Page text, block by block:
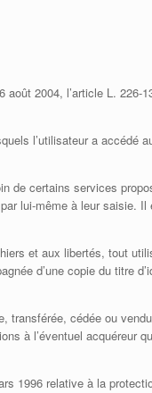
2004, l’article L. 226-
l’utilisateur a accédé
de certains services
lui-même à leur saisie.
et aux libertés, tout
d’une copie du titre
transférée, cédée ou
à l’éventuel acquéreur
1996 relative à la